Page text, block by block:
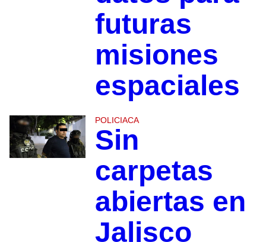
futuras
misiones
espaciales
POLICIACA
Sin
carpetas
abiertas en
Jalisco